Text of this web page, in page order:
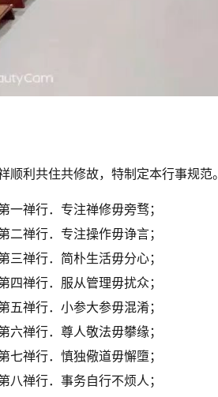
顺利共住共修故，特制定本行事规范。
一禅行．专注禅修毋旁骛；
二禅行．专注操作毋诤言；
三禅行．简朴生活毋分心；
四禅行．服从管理毋扰众；
五禅行．小参大参毋混淆；
六禅行．尊人敬法毋攀缘；
七禅行．慎独儆道毋懈墮；
八禅行．事务自行不烦人；